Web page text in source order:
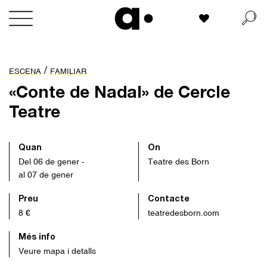
Skip
La meva llista
ESCENA / FAMILIAR
«Conte de Nadal» de Cercle
Teatre
Quan
Del 06 de gener -
al 07 de gener
On
Teatre des Born
Preu
8 €
Contacte
teatredesborn.com
Més info
Veure mapa i detalls